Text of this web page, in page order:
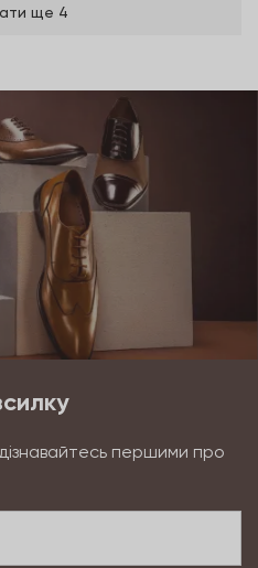
ще 4
дізнавайтесь першими про